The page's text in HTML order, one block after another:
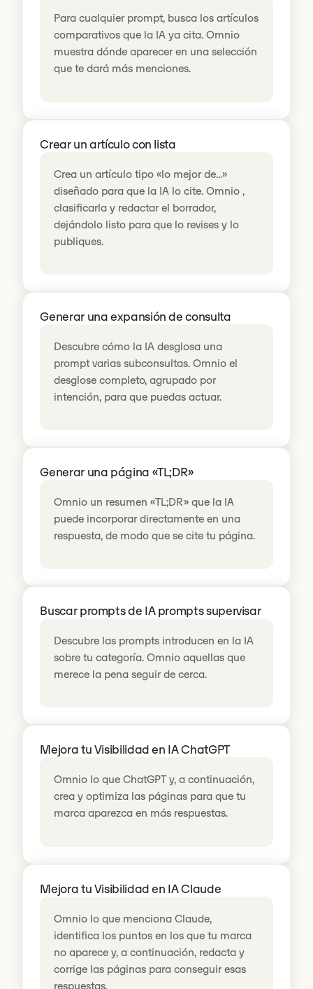
Para cualquier prompt, busca los artículos
comparativos que la IA ya cita. Omnio
muestra dónde aparecer en una selección
que te dará más menciones.
Crear un artículo con lista
Crea un artículo tipo «lo mejor de...»
diseñado para que la IA lo cite. Omnio ,
clasificarla y redactar el borrador,
dejándolo listo para que lo revises y lo
publiques.
Generar una expansión de consulta
Descubre cómo la IA desglosa una
prompt varias subconsultas. Omnio el
desglose completo, agrupado por
intención, para que puedas actuar.
Generar una página «TL;DR»
Omnio un resumen «TL;DR» que la IA
puede incorporar directamente en una
respuesta, de modo que se cite tu página.
Buscar prompts de IA prompts supervisar
Descubre las prompts introducen en la IA
sobre tu categoría. Omnio aquellas que
merece la pena seguir de cerca.
Mejora tu Visibilidad en IA ChatGPT
Omnio lo que ChatGPT y, a continuación,
crea y optimiza las páginas para que tu
marca aparezca en más respuestas.
Mejora tu Visibilidad en IA Claude
Omnio lo que menciona Claude,
identifica los puntos en los que tu marca
no aparece y, a continuación, redacta y
corrige las páginas para conseguir esas
respuestas.